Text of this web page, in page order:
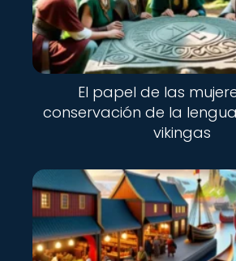
El papel de las
conservación de la
vikingas